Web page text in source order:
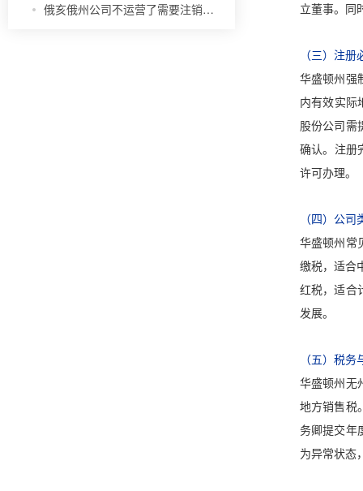
俄亥俄州公司不运营了需要注销吗？
立董事。同
（三）注册
华盛顿州强
内有效实际
股份公司需
确认。注册
许可办理。
（四）公司
华盛顿州常
缴税，适合
红税，适合
发展。
（五）税务
华盛顿州无
地方销售税
务卿提交年
为异常状态